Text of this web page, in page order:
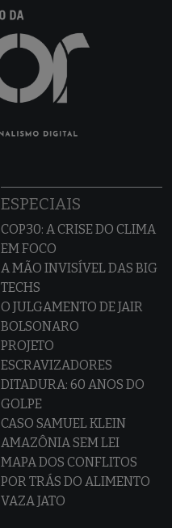
ESPECIAIS
COP30: A CRISE DO CLIMA
EM FOCO
A MÃO INVISÍVEL DAS BIG
TECHS
O JULGAMENTO DE JAIR
BOLSONARO
PROJETO
ESCRAVIZADORES
DITADURA: 60 ANOS DO
GOLPE
CASO SAMUEL KLEIN
AMAZÔNIA SEM LEI
MAPA DOS CONFLITOS
POR TRÁS DO ALIMENTO
VAZA JATO